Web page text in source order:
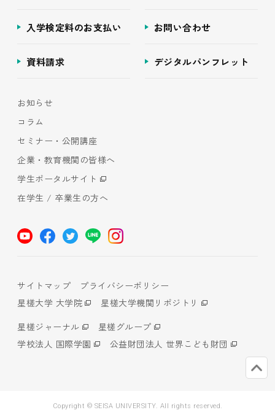
入学検定料のお支払い お問い合わせ
資料請求 デジタルパンフレット
お知らせ
コラム
セミナー・公開講座
企業・教育機関の皆様へ
学生ポータルサイト
在学生 / 卒業生の方へ
サイトマップ
プライバシーポリシー
星槎大学 大学院
星槎大学機関リポジトリ
星槎ジャーナル
星槎グループ
学校法人 国際学園
公益財団法人 世界こども財団
Copyright © SEISA UNIVERSITY. All rights reserved.